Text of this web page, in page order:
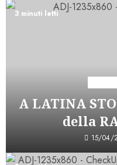
3 minuti letti
A LATINA
della
15/04/